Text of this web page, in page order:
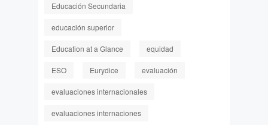
Educación Secundaria
educación superior
Education at a Glance equidad
ESO Eurydice evaluación
evaluaciones internacionales
evaluaciones internaciones